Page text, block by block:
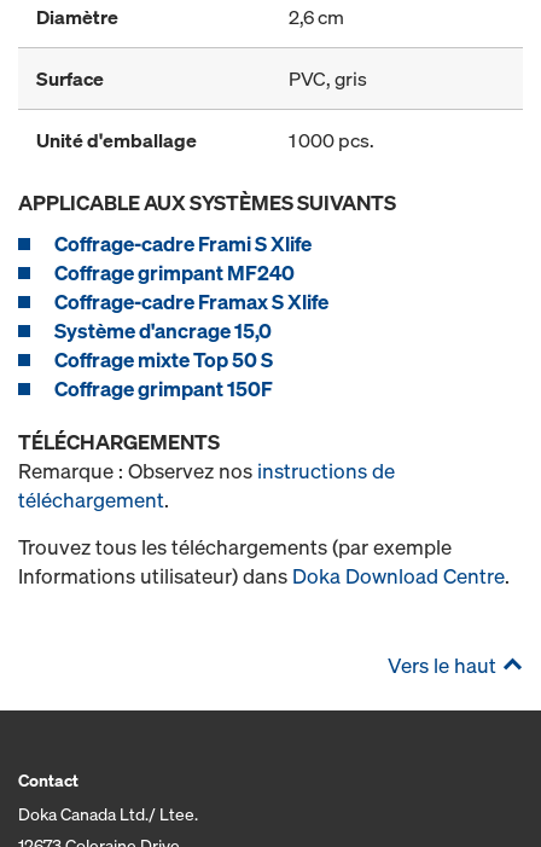
Diamètre 2,6 cm
Surface PVC, gris
Unité d'emballage 1 000 pcs.
APPLICABLE AUX SYSTÈMES SUIVANTS
Coffrage-cadre Frami S Xlife
Coffrage grimpant MF240
Coffrage-cadre Framax S Xlife
Système d'ancrage 15,0
Coffrage mixte Top 50 S
Coffrage grimpant 150F
TÉLÉCHARGEMENTS
Remarque : Observez nos instructions de
téléchargement.
Trouvez tous les téléchargements (par exemple
Informations utilisateur) dans Doka Download Centre.
Vers le haut
Contact
Doka Canada Ltd./ Ltee.